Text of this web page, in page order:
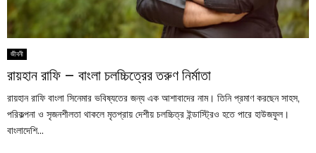
জীবনী
রায়হান রাফি – বাংলা চলচ্চিত্রের তরুণ নির্মাতা
রায়হান রাফি বাংলা সিনেমার ভবিষ্যতের জন্য এক আশাবাদের নাম। তিনি প্রমাণ করছেন সাহস,
পরিকল্পনা ও সৃজনশীলতা থাকলে মৃতপ্রায় দেশীয় চলচ্চিত্র ইন্ডাস্ট্রিও হতে পারে হাউজফুল।
বাংলাদেশি...